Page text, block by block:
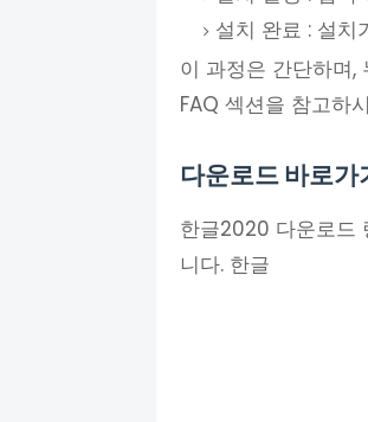
설치 완료 : 설치
이 과정은 간단하며,
FAQ 섹션을 참고하
다운로드 바로가
한글2020 다운로드
니다. 한글